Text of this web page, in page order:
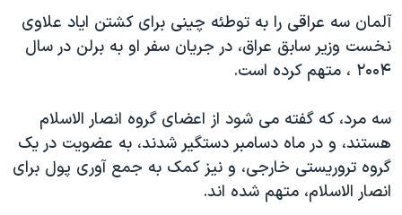
جهش
به
جستجو
ورزشی
گزیده‌ها
ویژه برنامه‌ها
ویدیوها
فرهنگ و زندگی
حقوق شهروندی
جام جهانی ۲۰۲۶
عملیات خشم حماسی
۲۵۰سالگی آمریکا
بایگانی برنامه‌های تلویزیونی
مستندها
انتخابات ریاست جمهوری آمریکا ۲۰۲۴
حمله جمهوری اسلامی به اسرائیل
فرکانس‌های صدای آمریکا
پخش رادیویی
دنبال کنید
آلمان سه عراقی را به توطئه چينی برای کشتن اياد علاوی
نخست وزير سابق عراق، در جريان سفر او به برلن در سال
۲۰۰۴ ، متهم کرده است.
سه مرد، که گفته می شود از اعضای گروه انصار الاسلام
هستند، و در ماه دسامبر دستگير شدند، به عضويت در يک
گروه تروريستی خارجی، و نيز کمک به جمع آوری پول برای
انصار الاسلام، متهم شده اند.